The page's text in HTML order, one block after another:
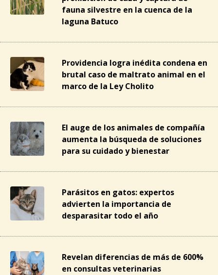
fauna silvestre en la cuenca de la
laguna Batuco
Providencia logra inédita condena en
brutal caso de maltrato animal en el
marco de la Ley Cholito
El auge de los animales de compañía
aumenta la búsqueda de soluciones
para su cuidado y bienestar
Parásitos en gatos: expertos
advierten la importancia de
desparasitar todo el año
Revelan diferencias de más de 600%
en consultas veterinarias